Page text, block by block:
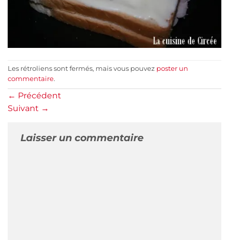
Les rétroliens sont fermés, mais vous pouvez poster un
commentaire.
← Précédent
Suivant →
Laisser un commentaire